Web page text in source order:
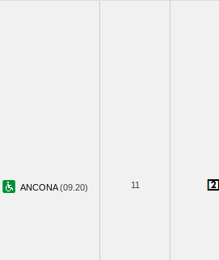
ANCONA(09.20) 11